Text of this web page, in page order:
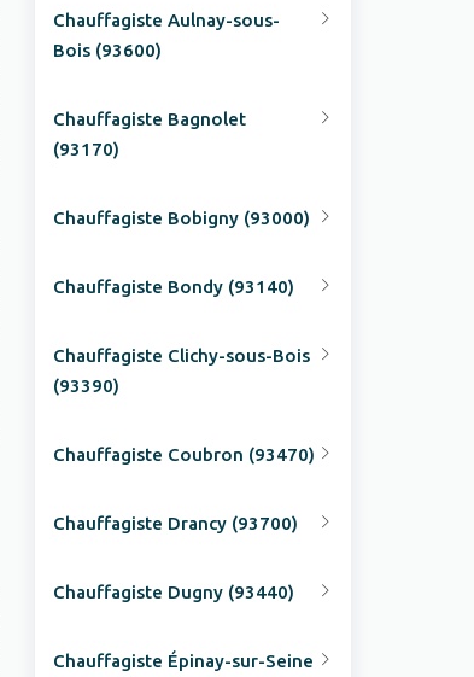
Chauffagiste Aulnay-sous-
Bois (93600)
Chauffagiste Bagnolet
(93170)
Chauffagiste Bobigny (93000)
Chauffagiste Bondy (93140)
Chauffagiste Clichy-sous-Bois
(93390)
Chauffagiste Coubron (93470)
Chauffagiste Drancy (93700)
Chauffagiste Dugny (93440)
Chauffagiste Épinay-sur-Seine